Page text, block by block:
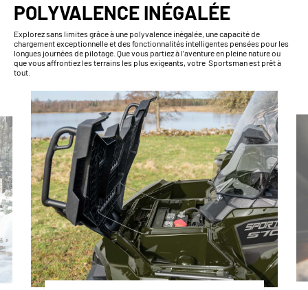
POLYVALENCE INÉGALÉE
Explorez sans limites grâce à une polyvalence inégalée, une capacité de
chargement exceptionnelle et des fonctionnalités intelligentes pensées pour les
longues journées de pilotage. Que vous partiez à l’aventure en pleine nature ou
que vous affrontiez les terrains les plus exigeants, votre Sportsman est prêt à
tout.